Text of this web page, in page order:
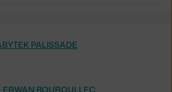
PALISSADE
ERWAN BOUROULLEC